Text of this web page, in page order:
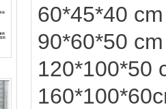
60*45*40 cm
90*60*50 cm
120*100*50